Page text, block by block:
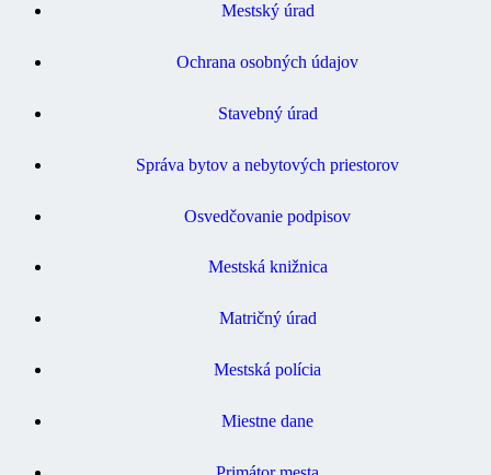
Mestský úrad
Ochrana osobných údajov
Stavebný úrad
Správa bytov a nebytových priestorov
Osvedčovanie podpisov
Mestská knižnica
Matričný úrad
Mestská polícia
Miestne dane